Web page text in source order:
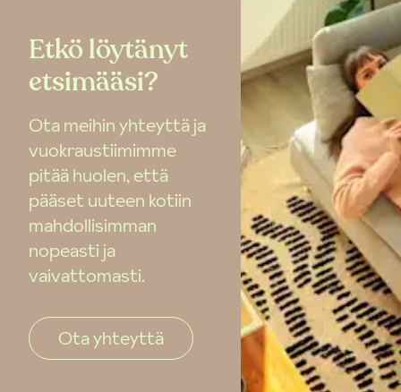
Etkö löytänyt
etsimääsi?
Ota meihin yhteyttä ja
vuokraustiimimme
pitää huolen, että
pääset uuteen kotiin
mahdollisimman
nopeasti ja
vaivattomasti.
Ota yhteyttä